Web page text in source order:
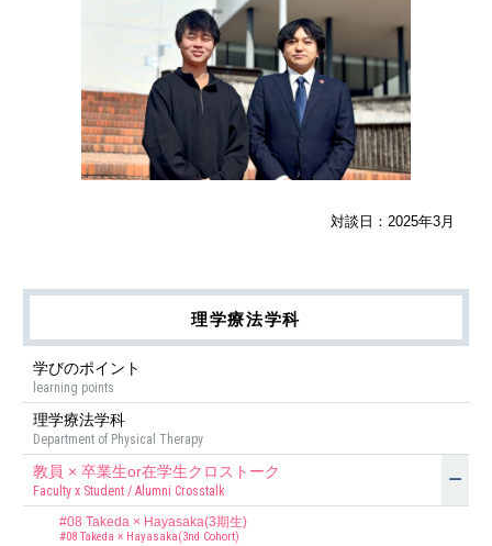
対談日：2025年3月
理学療法学科
学びのポイント
learning points
理学療法学科
Department of Physical Therapy
教員 × 卒業生or在学生クロストーク
Faculty x Student / Alumni Crosstalk
#08 Takeda × Hayasaka(3期⽣)
#08 Takeda × Hayasaka(3nd Cohort)